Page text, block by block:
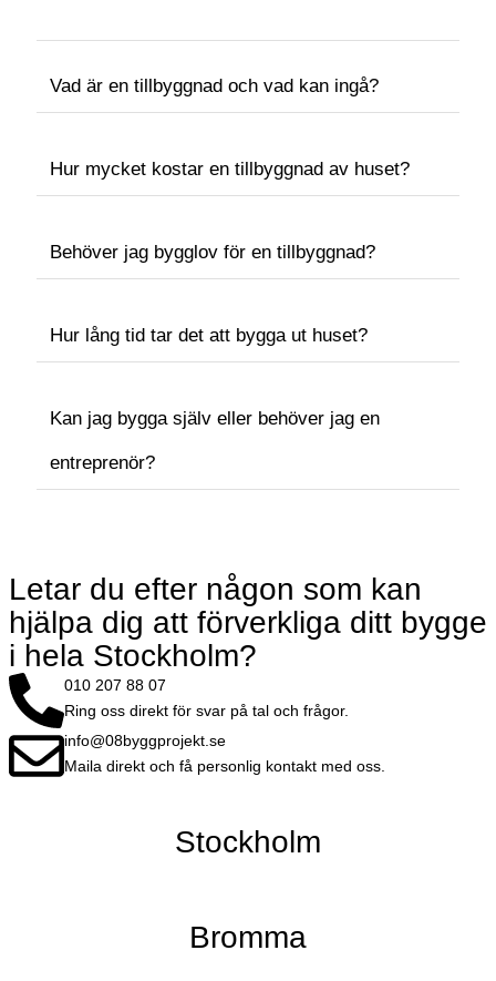
Vad är en tillbyggnad och vad kan ingå?
Hur mycket kostar en tillbyggnad av huset?
Behöver jag bygglov för en tillbyggnad?
Hur lång tid tar det att bygga ut huset?
Kan jag bygga själv eller behöver jag en
entreprenör?
Letar du efter någon som kan
hjälpa dig att förverkliga ditt bygge
i hela Stockholm?
010 207 88 07
Ring oss direkt för svar på tal och frågor.
info@08byggprojekt.se
Maila direkt och få personlig kontakt med oss.
Stockholm
Bromma